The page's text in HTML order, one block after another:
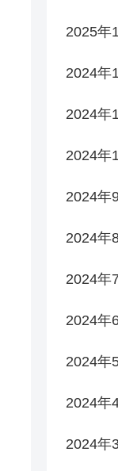
2025年
2024年
2024年
2024年
2024年
2024年
2024年
2024年
2024年
2024年
2024年